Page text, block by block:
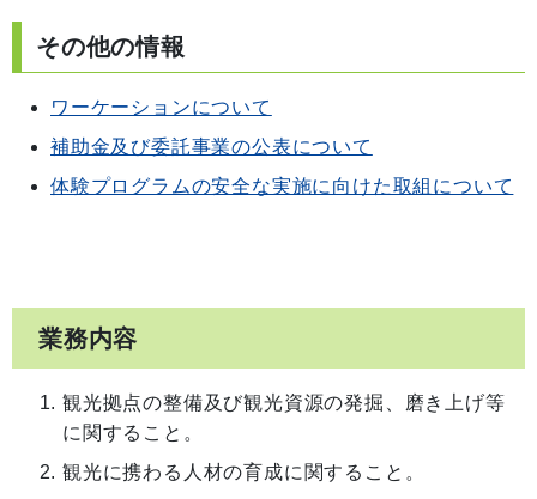
その他の情報
ワーケーションについて
補助金及び委託事業の公表について
体験プログラムの安全な実施に向けた取組について
業務内容
観光拠点の整備及び観光資源の発掘、磨き上げ等
に関すること。
観光に携わる人材の育成に関すること。